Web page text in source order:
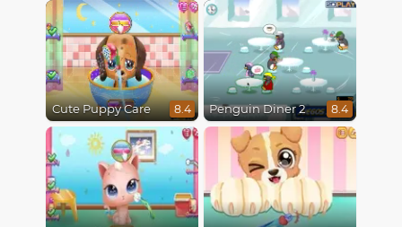
Cute Puppy Care 8.4 Penguin Diner 2 8.4